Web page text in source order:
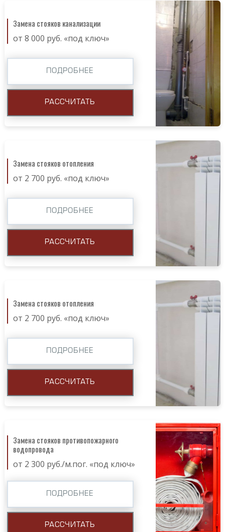
Замена стояков канализации
от 8 000 руб. «под ключ»
ПОДРОБНЕЕ
РАССЧИТАТЬ
Замена стояков отопления
от 2 700 руб. «под ключ»
ПОДРОБНЕЕ
РАССЧИТАТЬ
Замена стояков отопления
от 2 700 руб. «под ключ»
ПОДРОБНЕЕ
РАССЧИТАТЬ
Замена стояков противопожарного
водопровода
от 2 300 руб./м.пог. «под ключ»
ПОДРОБНЕЕ
РАССЧИТАТЬ